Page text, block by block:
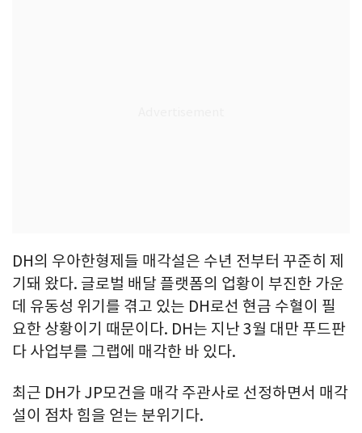
DH의 우아한형제들 매각설은 수년 전부터 꾸준히 제
기돼 왔다. 글로벌 배달 플랫폼의 업황이 부진한 가운
데 유동성 위기를 겪고 있는 DH로선 현금 수혈이 필
요한 상황이기 때문이다. DH는 지난 3월 대만 푸드판
다 사업부를 그랩에 매각한 바 있다.
최근 DH가 JP모건을 매각 주관사로 선정하면서 매각
설이 점차 힘을 얻는 분위기다.